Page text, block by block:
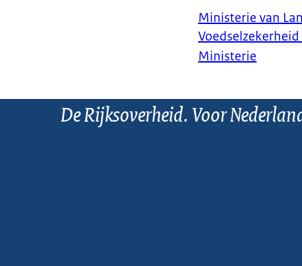
Ministerie van
Ministerie
De Rijksoverheid. Voor